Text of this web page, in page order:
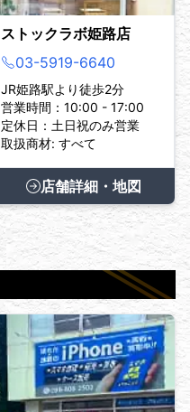
ストックラボ姫路店
03-5919-6640
JR姫路駅より徒歩2分
営業時間：10:00 - 17:00
定休日：土日祝のみ営業
取扱商材: すべて
店舗詳細・地図